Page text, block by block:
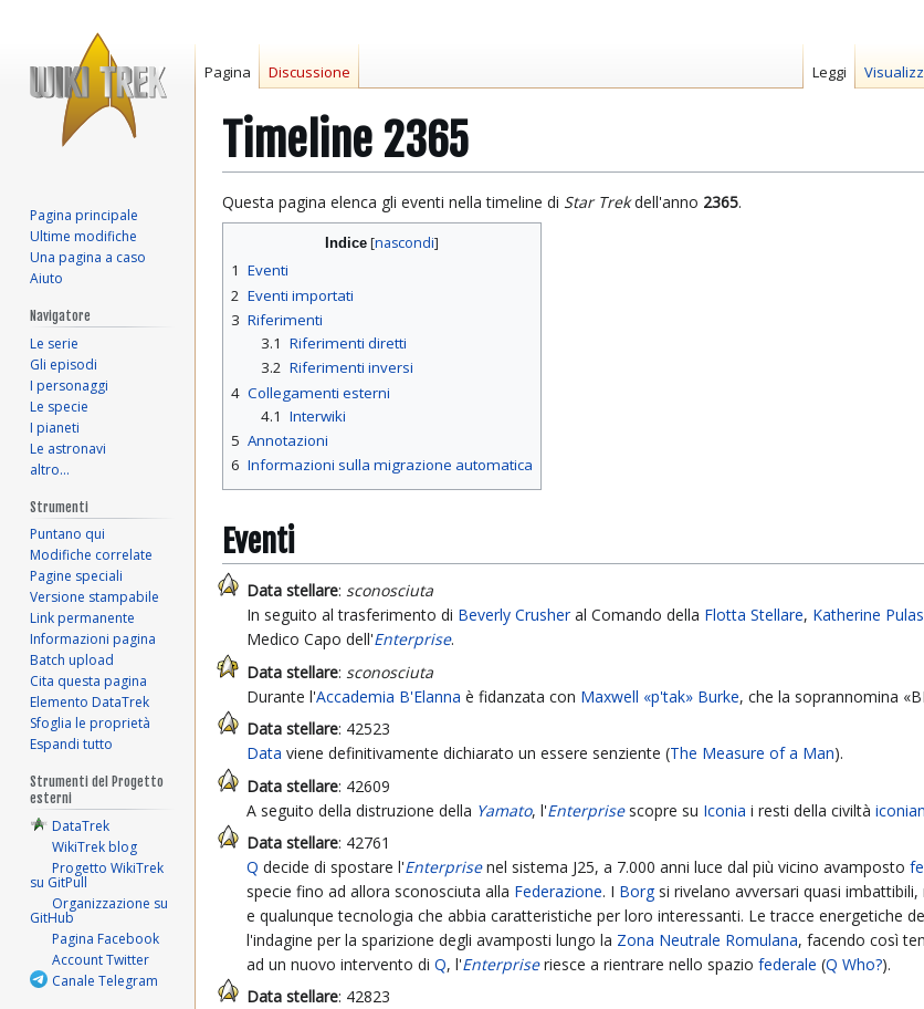
Timeline 2365
Vai
alla
Vai
alla
Questa pagina elenca gli eventi nella timeline di Star Trekdell'anno 2365.
Indice
1 Eventi
2 Eventi importati
3 Riferimenti
3.1 Riferimenti diretti
3.2 Riferimenti inversi
4 Collegamenti esterni
4.1 Interwiki
5 Annotazioni
6 Informazioni sulla migrazione automatica
Eventi
Data stellare: sconosciuta
In seguito al trasferimento di Beverly Crusheral Comando della Flotta Stellare, Katherine
Medico Capo dell'Enterprise.
Data stellare: sconosciuta
Durante l'Accademia B'Elanna è fidanzata con Maxwell «p'tak» Burke, che la soprannomina
Data stellare: 42523
Data viene definitivamente dichiarato un essere senziente (The Measure of a Man).
Data stellare: 42609
A seguito della distruzione della Yamato, l'Enterprisescopre su Iconia i resti della civiltà
Data stellare: 42761
Q decide di spostare l'Enterprisenel sistema J25, a 7.000 anni luce dal più vicino avamposto
specie fino ad allora sconosciuta alla Federazione. I Borgsi rivelano avversari quasi
e qualunque tecnologia che abbia caratteristiche per loro interessanti. Le tracce energetiche
l'indagine per la sparizione degli avamposti lungo la Zona Neutrale Romulana, facendo così
ad un nuovo intervento diQ, l'Enterpriseriesce a rientrare nello spaziofederale (Q Who?).
Data stellare: 42823
Pagina Discussione Leggi
Pagina principale
Ultime modifiche
Una pagina a caso
Aiuto
Navigatore
Le serie
Gli episodi
I personaggi
Le specie
I pianeti
Le astronavi
altro…
Strumenti
Puntano qui
Modifiche correlate
Pagine speciali
Versione stampabile
Link permanente
Informazioni pagina
Batch upload
Cita questa pagina
Elemento DataTrek
Sfoglia le proprietà
Espandi tutto
Strumenti del Progetto
esterni
DataTrek
WikiTrek blog
Progetto WikiTrek
su GitPull
Organizzazione su
GitHub
Pagina Facebook
Account Twitter
Canale Telegram